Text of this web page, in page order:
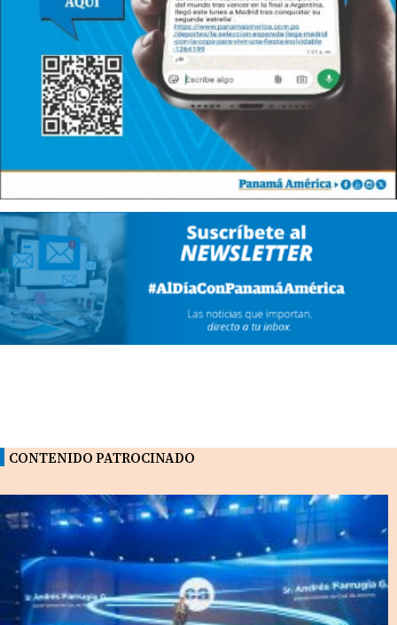
CONTENIDO PATROCINADO